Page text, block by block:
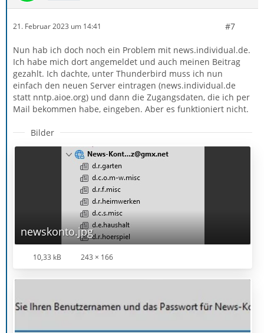
21. Februar 2023 um 14:41 #7
Nun hab ich doch noch ein Problem mit news.individual.de.
Ich habe mich dort angemeldet und auch meinen Beitrag
gezahlt. Ich dachte, unter Thunderbird muss ich nun
einfach den neuen Server eintragen (news.individual.de
statt nntp.aioe.org) und dann die Zugangsdaten, die ich per
Mail bekommen habe, eingeben. Aber es funktioniert nicht.
Bilder
newskonto.jpg
10,33 kB 243 × 166